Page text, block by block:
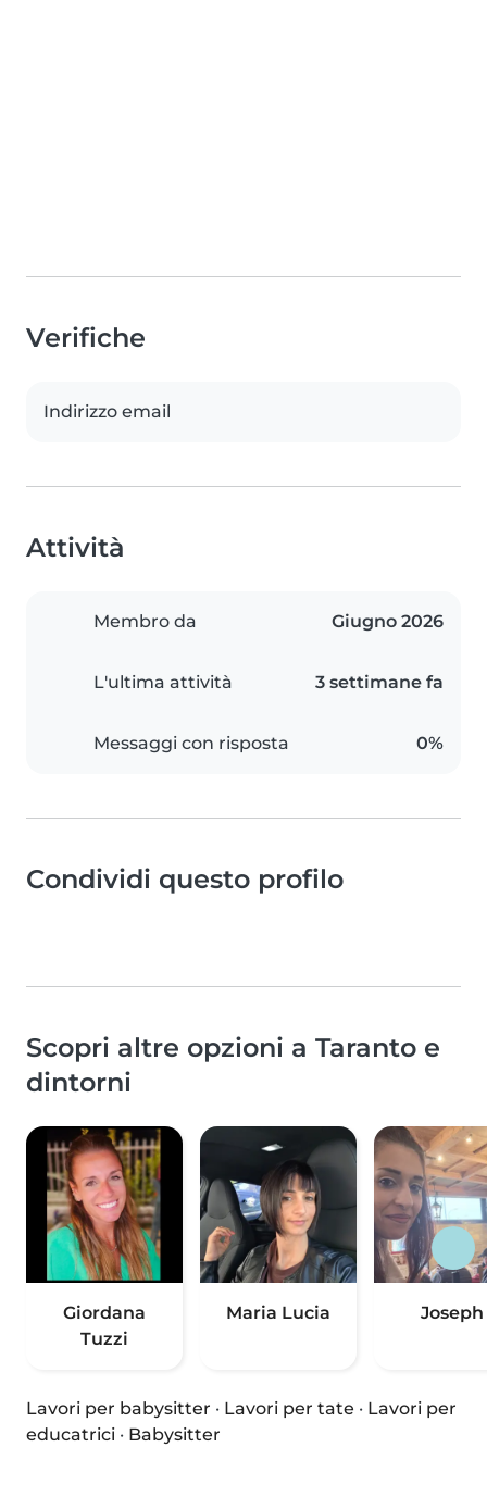
Verifiche
Indirizzo email
Attività
Membro da Giugno 2026
L'ultima attività 3 settimane fa
Messaggi con risposta 0%
Condividi questo profilo
Scopri altre opzioni a Taranto e
dintorni
Giordana
Tuzzi
Maria Lucia Joseph
Lavori per babysitter · Lavori per tate · Lavori per
educatrici · Babysitter